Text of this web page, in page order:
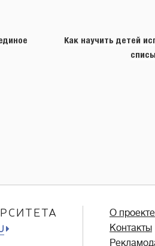
Как научить детей
О проекте
Контакты